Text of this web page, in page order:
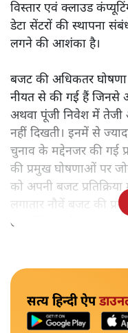
विस्तार एवं क्लाउड
डेटा सेंटरों की स्थापना
लगने की आशंका है।
बजट की अधिकतर घोषणा
नीयत से की गई हैं जिनसे
अथवा पूंजी निवेश में तेजी
नहीं दिखती। इनमें से
चुनाव के मद्देनजर की गई
की प्रमुख घोषणाओं पर
को अपनी बजट प्रतिक्रिया
लगातार नौवें बजट की
उपलब्धि बताने पर मजबूर
सत्य हिन्दी ऐप